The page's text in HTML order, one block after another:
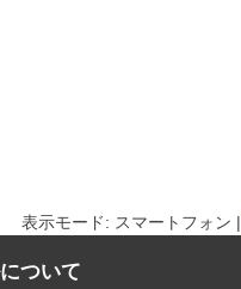
表示モード: スマートフォン |
ついて